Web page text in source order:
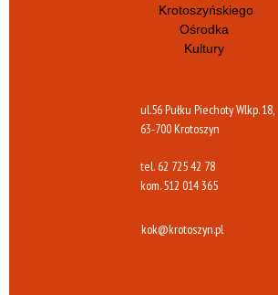
ul.56 Pułku Piechoty Wlkp. 18,
63-700 Krotoszyn
tel. 62 725 42 78
kom.512 014 365
kok@krotoszyn.pl